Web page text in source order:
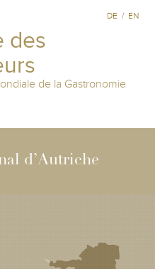
des
de la Gastronomie
DE / EN
d’Autriche